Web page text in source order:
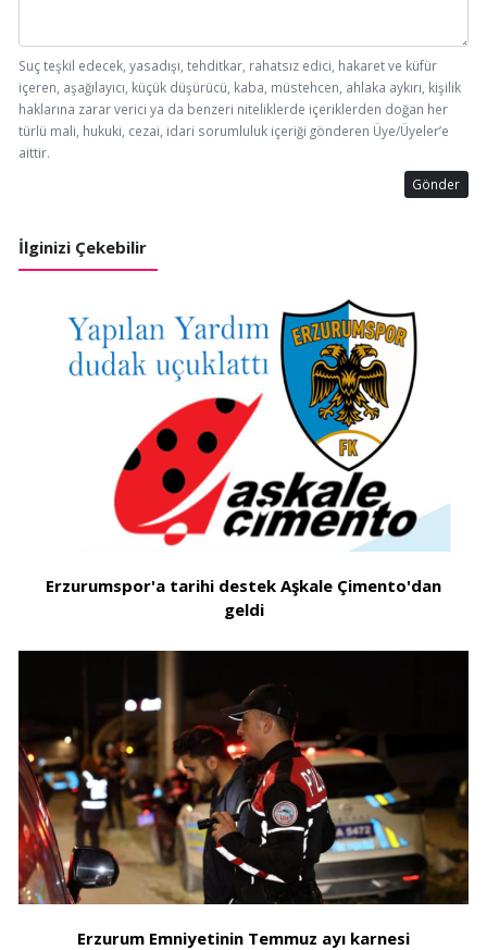
Suç teşkil edecek, yasadışı, tehditkar, rahatsız edici, hakaret ve küfür
içeren, aşağılayıcı, küçük düşürücü, kaba, müstehcen, ahlaka aykırı, kişilik
haklarına zarar verici ya da benzeri niteliklerde içeriklerden doğan her
türlü mali, hukuki, cezai, idari sorumluluk içeriği gönderen Üye/Üyeler’e
aittir.
Gönder
İlginizi Çekebilir
Erzurumspor'a tarihi destek Aşkale Çimento'dan
geldi
Erzurum Emniyetinin Temmuz ayı karnesi